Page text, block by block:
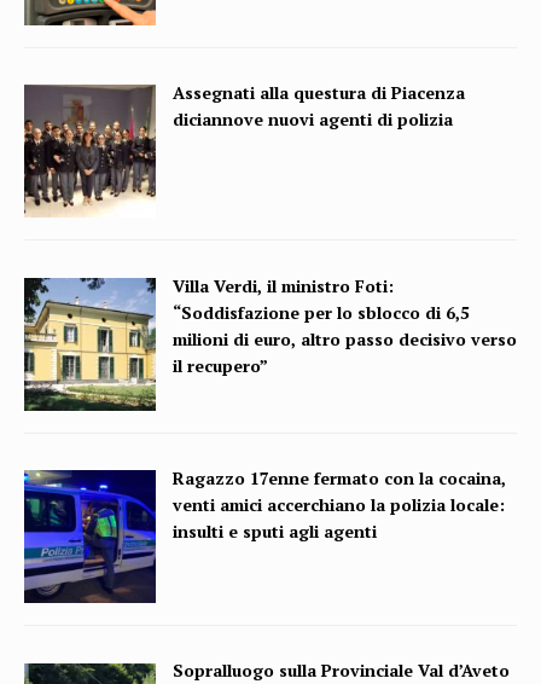
Assegnati alla questura di Piacenza
diciannove nuovi agenti di polizia
Villa Verdi, il ministro Foti:
“Soddisfazione per lo sblocco di 6,5
milioni di euro, altro passo decisivo verso
il recupero”
Ragazzo 17enne fermato con la cocaina,
venti amici accerchiano la polizia locale:
insulti e sputi agli agenti
Sopralluogo sulla Provinciale Val d’Aveto